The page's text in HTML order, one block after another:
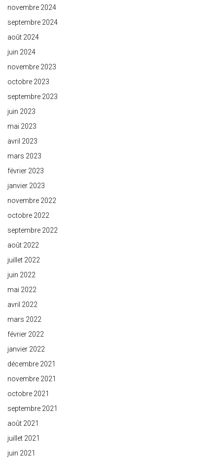
novembre 2024
septembre 2024
août 2024
juin 2024
novembre 2023
octobre 2023
septembre 2023
juin 2023
mai 2023
avril 2023
mars 2023
février 2023
janvier 2023
novembre 2022
octobre 2022
septembre 2022
août 2022
juillet 2022
juin 2022
mai 2022
avril 2022
mars 2022
février 2022
janvier 2022
décembre 2021
novembre 2021
octobre 2021
septembre 2021
août 2021
juillet 2021
juin 2021